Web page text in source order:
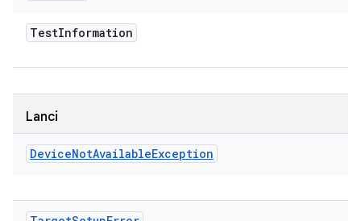
TestInformation
Lanci
DeviceNotAvailableException